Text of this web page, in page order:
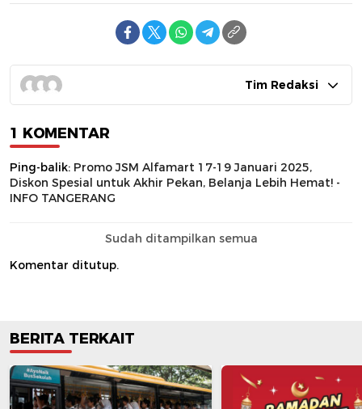
Tim Redaksi
1 KOMENTAR
Ping-balik: Promo JSM Alfamart 17-19 Januari 2025,
Diskon Spesial untuk Akhir Pekan, Belanja Lebih Hemat! -
INFO TANGERANG
Sudah ditampilkan semua
Komentar ditutup.
BERITA TERKAIT